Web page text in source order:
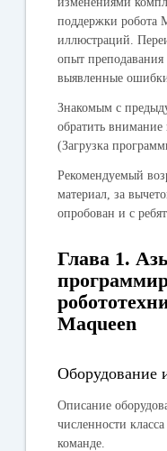
поддержки робота
иллюстраций.
опыт
выявленные
Знакомым с
обратить
(Загрузка
Рекомендуемый
материал, за
опробован и с
Глава 1.
Maqueen
Оборудование
Описание
численности
команде.